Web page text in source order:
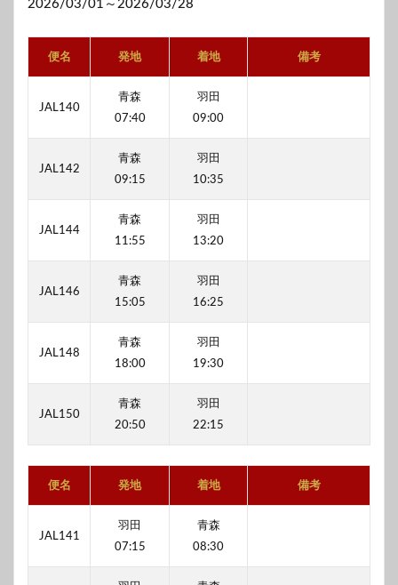
2026/03/01～2026/03/28
便名 発地 着地 備考
JAL140
青森
07:40
羽田
09:00
JAL142
青森
09:15
羽田
10:35
JAL144
青森
11:55
羽田
13:20
JAL146
青森
15:05
羽田
16:25
JAL148
青森
18:00
羽田
19:30
JAL150
青森
20:50
羽田
22:15
便名 発地 着地 備考
JAL141
羽田
07:15
青森
08:30